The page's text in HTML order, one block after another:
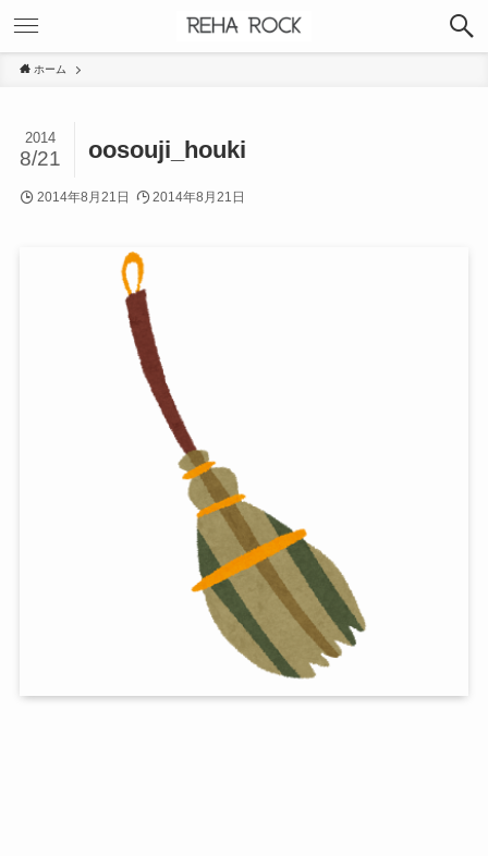
ホーム
oosouji_houki
2014
8/21
2014年8月21日 2014年8月21日